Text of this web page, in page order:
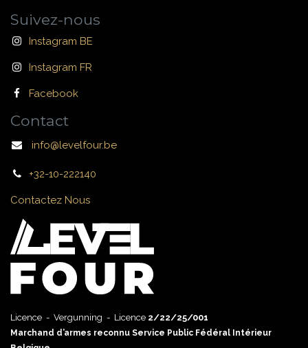
Suivez-nous
Instagram BE
Instagram FR
Facebook
Contact
info@levelfour.be
+32-10-222140
Contactez Nous
Licence - Vergunning - Licence 2/22/25/001
Marchand d’armes reconnu Service Public Fédéral Intérieur